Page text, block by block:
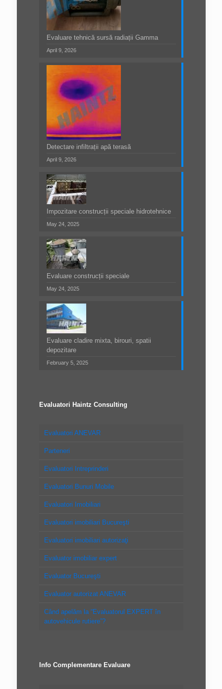
Evaluare tehnică sursă radiații Gamma
April 9, 2026
Detectare infiltrații apă terasă
April 9, 2026
Impozitare construcții speciale hidrotehnice
May 24, 2025
Evaluare construcții speciale
May 24, 2025
Evaluare cladire mixta, birouri, spatii
depozitare
February 5, 2025
Evaluatori Haintz Consulting
Evaluatori ANEVAR
Parteneri
Evaluatori Intreprinderi
Evaluatori Bunuri Mobile
Evaluatori Imobiliari
Evaluatori imobiliari Bucureşti
Evaluatori imobiliari autorizaţi
Evaluator imobiliar expert
Evaluator Bucureşti
Evaluator autorizat ANEVAR
Când apelăm la “Evaluatorul EXPERT în
autovehicule rutiere”?
Info Complementare Evaluare